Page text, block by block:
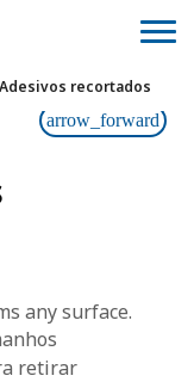
Adesivos recortados
arrow_forward
any surface.
retirar